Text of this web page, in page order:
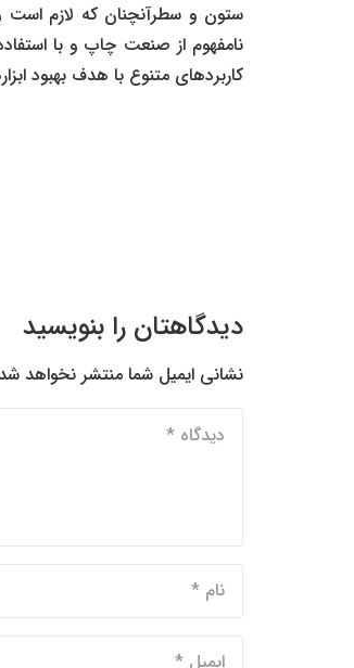
ستون و سطرآنچنان که لازم است و
نامفهوم از صنعت چاپ و با
کاربردهای متنوع با هدف بهبود
دیدگاهتان را بنویسید
نشانی ایمیل شما منتشر نخواهد